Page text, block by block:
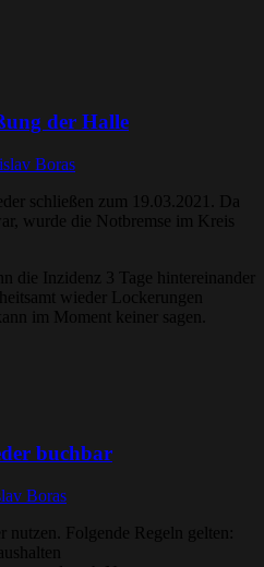
der Halle
Boras
schließen zum 19.03.2021. Da
wurde die Notbremse im Kreis
die Inzidenz 3 Tage hintereinander
wieder Lockerungen
im Moment keiner sagen.
buchbar
Boras
Folgende Regeln gelten: